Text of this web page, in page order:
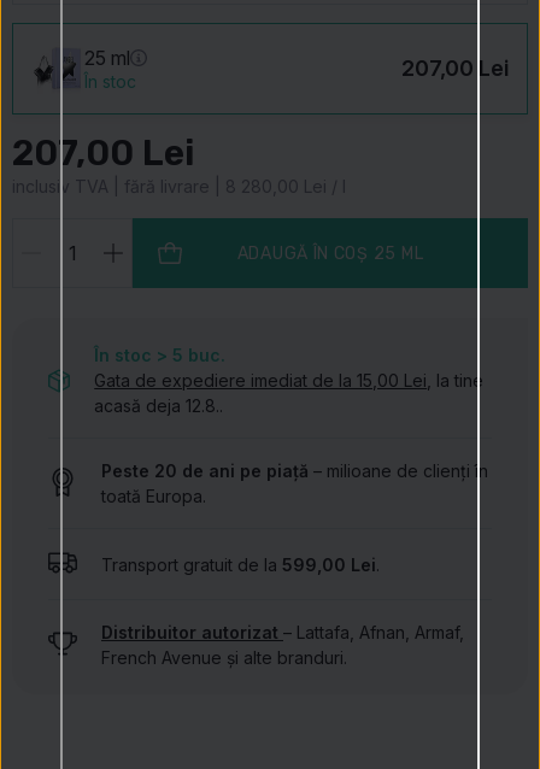
25 ml
În stoc 207,00 Lei
207,00 Lei
inclusiv TVA | fără livrare | 8 280,00 Lei / l
ADAUGĂ ÎN COȘ 25 ML
În stoc > 5 buc.
Gata de expediere imediat de la 15,00 Lei , la tine
acasă deja 12.8..
Peste 20 de ani pe piață – milioane de clienți în
toată Europa.
Transport gratuit de la 599,00 Lei.
Distribuitor autorizat – Lattafa, Afnan, Armaf,
French Avenue și alte branduri.